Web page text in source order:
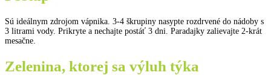
Sú ideálnym zdrojom vápnika. 3-4 škrupiny nasypte rozdrvené do nádoby s
3 litrami vody. Prikryte a nechajte postáť 3 dni. Paradajky zalievajte 2-krát
mesačne.
Zelenina, ktorej sa výluh týka